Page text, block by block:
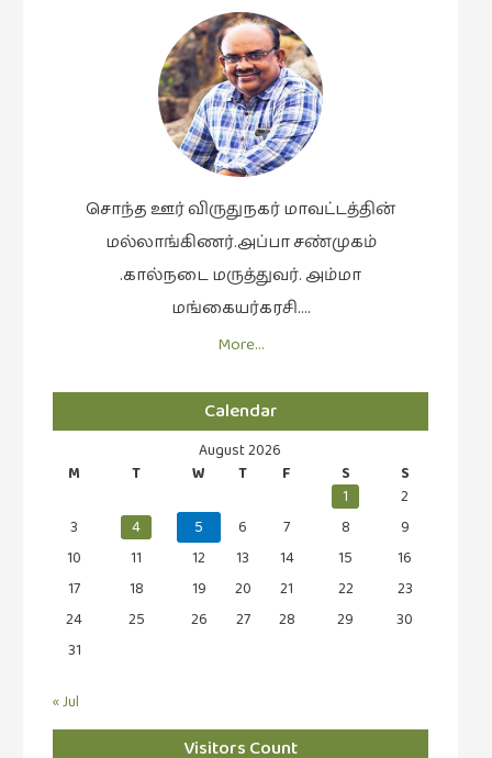
சொந்த ஊர் விருதுநகர் மாவட்டத்தின்
மல்லாங்கிணர்.அப்பா சண்முகம்
.கால்நடை மருத்துவர். அம்மா
மங்கையர்கரசி….
More…
Calendar
August 2026
M
T W T F S
S
1
2
3
4 5 6 7 8
9
10
11 12 13 14 15
16
17
18 19 20 21 22
23
24
25 26 27 28 29
30
31
« Jul
Visitors Count